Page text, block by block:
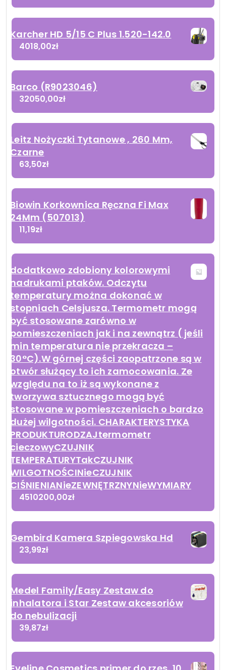
Karcher HD 5/15 C Plus 1.520-142.0
4018,00zł
Barco (R9023046)
32050,00zł
Leitz Nożyczki Tytanowe , 260 Mm,
Czarne
63,50zł
Biowin Korkownica Ręczna Fi Max
24Mm (507013)
11,19zł
dodatkowo zdobiony kolorowymi
nadrukami ptaków. Odczytu
temperatury można dokonać w
stopniach Celsjusza. Termometr mogą
być stosowane zarówno w
pomieszczeniach jak i na zewnątrz ( jeśli
min temperatura nie przekracza –
30°C).W górnej części zaopatrzone są w
otwór służący to ich zamocowania. Ze
względu na to iż są wykonane z
tworzywa sztucznego mogą być
stosowane w pomieszczeniach o bardzo
dużej wilgotności. CHARAKTERYSTYKA
PRODUKTURODZAJtermometr
cieczowyCZUJNIK
TEMPERATURYTakCZUJNIK
WILGOTNOŚCINieCZUJNIK
CIŚNIENIANieZEWNĘTRZNYNieWYMIARY
4510200,00zł
Gembird Kamera Szpiegowska Hd
23,99zł
Medel Family/Easy Zestaw do
inhalatora i Star Zestaw akcesoriów
do nebulizacji
39,87zł